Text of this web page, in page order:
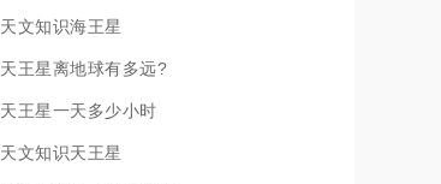
天文知识海王星
天王星离地球有多远?
天王星一天多少小时
天文知识天王星